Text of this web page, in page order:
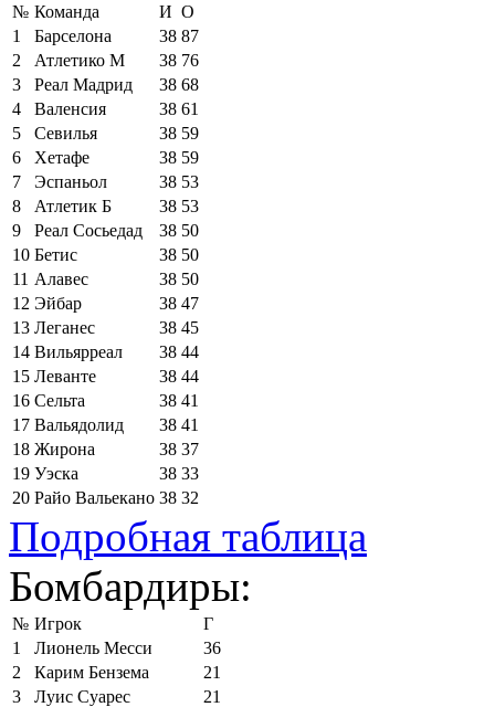
№ Команда И О
1
Барселона 38 87
2
Атлетико М 38 76
3
Реал Мадрид 38 68
4
Валенсия 38 61
5
Севилья 38 59
6
Хетафе 38 59
7
Эспаньол 38 53
8
Атлетик Б 38 53
9
Реал Сосьедад 38 50
10 Бетис 38 50
11 Алавес 38 50
12 Эйбар 38 47
13 Леганес 38 45
14 Вильярреал 38 44
15 Леванте 38 44
16 Сельта 38 41
17 Вальядолид 38 41
18 Жирона 38 37
19 Уэска 38 33
20 Райо Вальекано 38 32
Подробная таблица
Бомбардиры:
№ Игрок
Г
1
Лионель Месси
36
2
Карим Бензема
21
3
Луис Суарес
21